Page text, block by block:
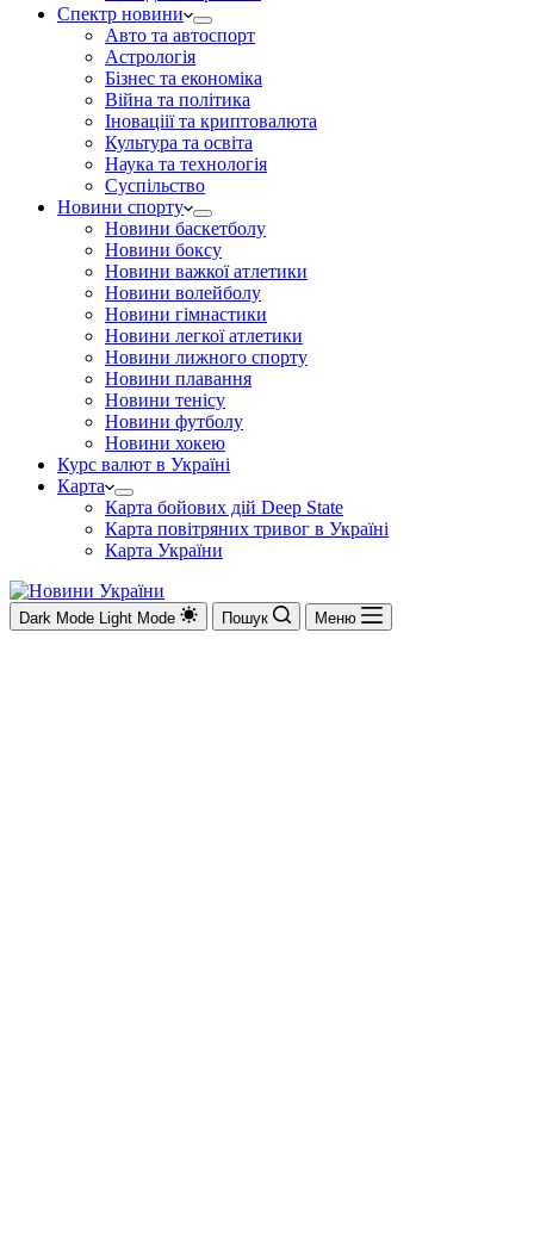
Спектр новини
Авто та автоспорт
Астрологія
Бізнес та економіка
Війна та політика
Іноваціії та криптовалюта
Культура та освіта
Наука та технологія
Суспільство
Новини спорту
Новини баскетболу
Новини боксу
Новини важкої атлетики
Новини волейболу
Новини гімнастики
Новини легкої атлетики
Новини лижного спорту
Новини плавання
Новини тенісу
Новини футболу
Новини хокею
Курс валют в Україні
Карта
Карта бойових дій Deep State
Карта повітряних тривог в Україні
Карта України
Dark Mode Light Mode Пошук Меню